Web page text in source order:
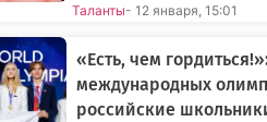
Таланты- 12 января, 15:01
«Есть, чем
международных
российские